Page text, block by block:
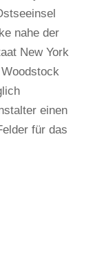
nahe der
New York
einen
für das